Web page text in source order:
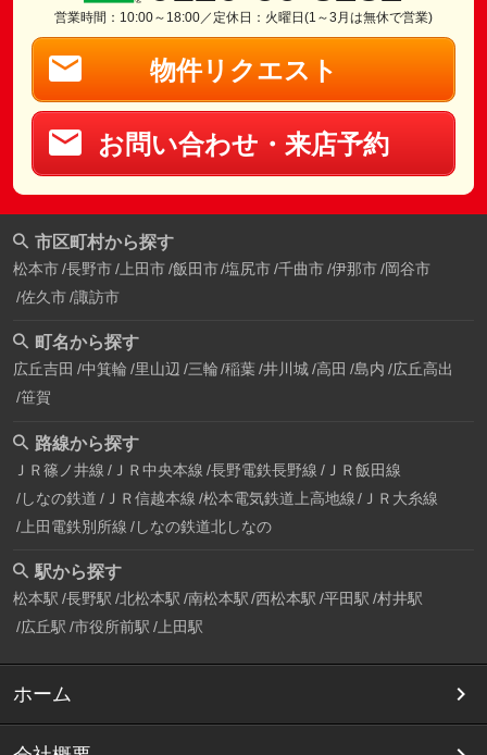
営業時間：10:00～18:00／定休日：火曜日(1～3月は無休で営業)
物件リクエスト
お問い合わせ・来店予約
市区町村から探す
松本市 長野市 上田市 飯田市 塩尻市 千曲市 伊那市 岡谷市
佐久市 諏訪市
町名から探す
広丘吉田 中箕輪 里山辺 三輪 稲葉 井川城 高田 島内 広丘高出
笹賀
路線から探す
ＪＲ篠ノ井線 ＪＲ中央本線 長野電鉄長野線 ＪＲ飯田線
しなの鉄道 ＪＲ信越本線 松本電気鉄道上高地線
ＪＲ大糸線
上田電鉄別所線 しなの鉄道北しなの
駅から探す
松本駅 長野駅 北松本駅 南松本駅 西松本駅 平田駅 村井駅
広丘駅 市役所前駅 上田駅
ホーム